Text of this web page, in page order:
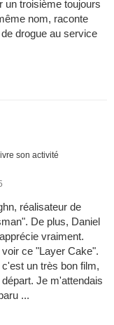
un troisième toujours
nom, raconte
de drogue au service
son activité
réalisateur de
De plus, Daniel
vraiment.
ce "Layer Cake".
un très bon film,
Je m'attendais
...